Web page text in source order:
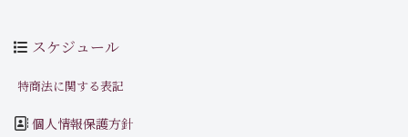
スケジュール
特商法に関する表記
個人情報保護方針